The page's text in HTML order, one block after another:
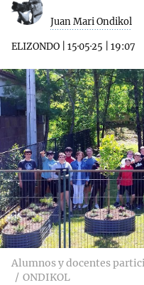
Juan Mari Ondikol
ELIZONDO 15·05·25 19:07
Alumnos y docentes
ONDIKOL